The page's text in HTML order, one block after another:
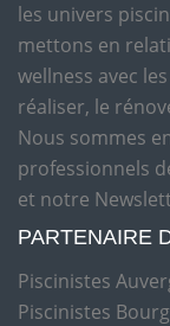
les univers
mettons en
wellness avec
réaliser, le
Nous sommes
professionnels
et notre
PARTENAIRE
Piscinistes
Piscinistes